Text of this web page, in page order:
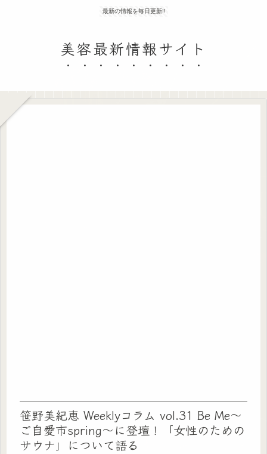
最新の情報を毎日更新‼
美容最新情報サイト
笹野美紀恵 Weeklyコラム vol.31 Be Me〜
ご自愛市spring〜に登壇！「女性のための
サウナ」について語る